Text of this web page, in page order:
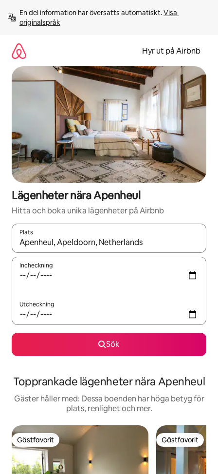
innehåll
En del information har översatts automatiskt. Visa
originalspråk
Hyr ut på Airbnb
Lägenheter nära Apenheul
Hitta och boka unika lägenheter på Airbnb
Plats
När resultaten är tillgängliga kan du navigera med upp- och
Incheckning
Utcheckning
Sök
Topprankade lägenheter nära Apenheul
Gäster håller med: Dessa boenden har höga betyg för
plats, renlighet och mer.
Gästfavorit
Gästfavorit Gästfavorit
Gästfavorit